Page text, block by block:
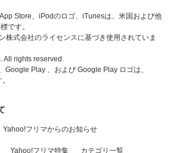
Store、iPodのロゴ、iTunesは、米国および他
です。
株式会社のライセンスに基づき使用されていま
All rights reserved.
Google Play 、および Google Play ロゴは、
Yahoo!フリマからのお知らせ
Yahoo!フリマ特集 カテゴリ一覧